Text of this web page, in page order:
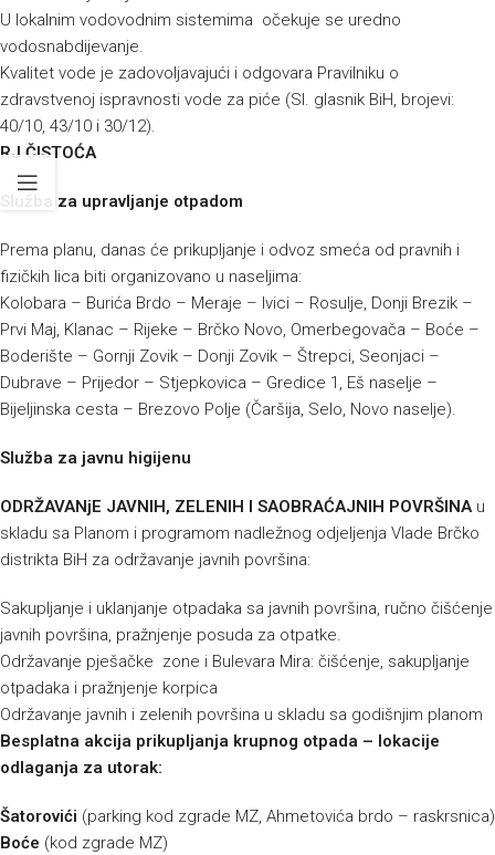
U lokalnim vodovodnim sistemima očekuje se uredno
vodosnabdijevanje.
Kvalitet vode je zadovoljavajući i odgovara Pravilniku o
zdravstvenoj ispravnosti vode za piće (Sl. glasnik BiH, brojevi:
40/10, 43/10 i 30/12).
RJ ČISTOĆA
Služba za upravljanje otpadom
Prema planu, danas će prikupljanje i odvoz smeća od pravnih i
fizičkih lica biti organizovano u naseljima:
Kolobara – Burića Brdo – Meraje – Ivici – Rosulje, Donji Brezik –
Prvi Maj, Klanac – Rijeke – Brčko Novo, Omerbegovača – Boće –
Boderište – Gornji Zovik – Donji Zovik – Štrepci, Seonjaci –
Dubrave – Prijedor – Stjepkovica – Gredice 1, Eš naselje –
Bijeljinska cesta – Brezovo Polje (Čaršija, Selo, Novo naselje).
Služba za javnu higijenu
ODRŽAVANjE JAVNIH, ZELENIH I SAOBRAĆAJNIH POVRŠINAu
skladu sa Planom i programom nadležnog odjeljenja Vlade Brčko
distrikta BiH za održavanje javnih površina:
Sakupljanje i uklanjanje otpadaka sa javnih površina, ručno čišćenje
javnih površina, pražnjenje posuda za otpatke.
Održavanje pješačke zone i Bulevara Mira: čišćenje, sakupljanje
otpadaka i pražnjenje korpica
Održavanje javnih i zelenih površina u skladu sa godišnjim planom
Besplatna akcija prikupljanja krupnog otpada – lokacije
odlaganja za utorak:
Šatorovići (parking kod zgrade MZ, Ahmetovića brdo – raskrsnica)
Boće (kod zgrade MZ)